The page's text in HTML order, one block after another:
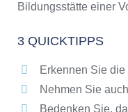
Das
Abendschulen
Bildungsstätte einer
3 QUICKTIPPS
Erkennen Sie
Nehmen Sie
Bedenken Sie,